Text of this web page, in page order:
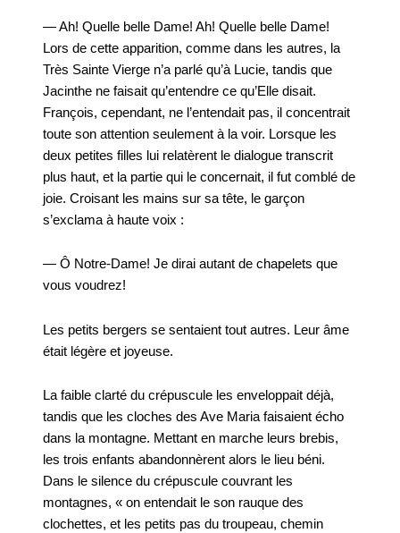
— Ah! Quelle belle Dame! Ah! Quelle belle Dame!
Lors de cette apparition, comme dans les autres, la
Très Sainte Vierge n’a parlé qu’à Lucie, tandis que
Jacinthe ne faisait qu’entendre ce qu’Elle disait.
François, cependant, ne l’entendait pas, il concentrait
toute son attention seulement à la voir. Lorsque les
deux petites filles lui relatèrent le dialogue transcrit
plus haut, et la partie qui le concernait, il fut comblé de
joie. Croisant les mains sur sa tête, le garçon
s’exclama à haute voix :
— Ô Notre-Dame! Je dirai autant de chapelets que
vous voudrez!
Les petits bergers se sentaient tout autres. Leur âme
était légère et joyeuse.
La faible clarté du crépuscule les enveloppait déjà,
tandis que les cloches des Ave Maria faisaient écho
dans la montagne. Mettant en marche leurs brebis,
les trois enfants abandonnèrent alors le lieu béni.
Dans le silence du crépuscule couvrant les
montagnes, « on entendait le son rauque des
clochettes, et les petits pas du troupeau, chemin